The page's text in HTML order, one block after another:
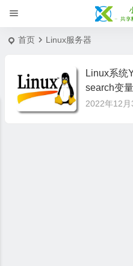
首页 Linux服务器
Linux系统
search变量
2022年12月